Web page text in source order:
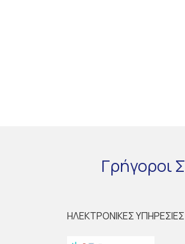
Γρήγοροι
ΗΛΕΚΤΡΟΝΙΚΕΣ ΥΠΗΡΕΣΙΕΣ